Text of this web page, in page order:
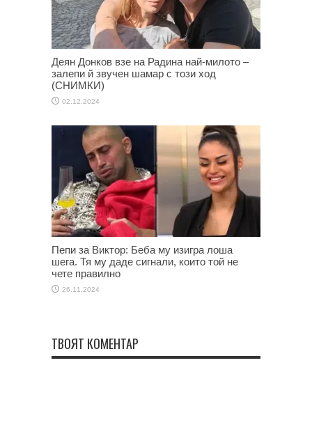
Деян Донков взе на Радина най-милото –
залепи й звучен шамар с този ход
(СНИМКИ)
02.12.2024
Пепи за Виктор: Беба му изигра лоша
шега. Тя му даде сигнали, които той не
чете правилно
26.11.2024
ТВОЯТ КОМЕНТАР